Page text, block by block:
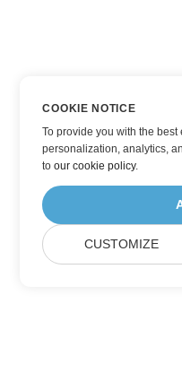
COOKIE NOTICE
To provide you with the
personalization, analytics,
toour cookie policy.
CUSTOMIZE